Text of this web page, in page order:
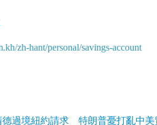
zh-hant/personal/savings-account
德過境紐約請求 特朗普憂打亂中美